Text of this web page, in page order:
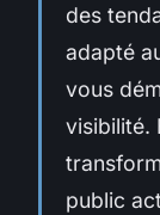
des
adapté
vous
visibilité.
public